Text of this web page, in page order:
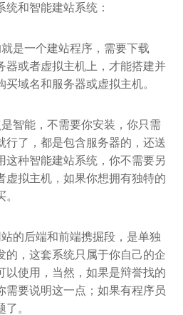
和智能建站系统：
是一个建站程序，需要下载
器或者虚拟主机上，才能搭建并
域名和服务器或虚拟主机。
智能，不需要你安装，你只需
行了，都是包含服务器的，还送
这种智能建站系统，你不需要另
虚拟主机，如果你想拥有独特的
的后端和前端携掘段，是单独
的，这套系统只属于你自己的企
以使用，当然，如果是辩誉找的
需要说明这一点；如果有程序员
。